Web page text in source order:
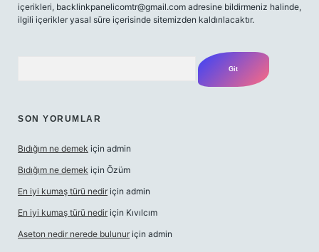
içerikleri, backlinkpanelicomtr@gmail.com adresine bildirmeniz halinde,
ilgili içerikler yasal süre içerisinde sitemizden kaldırılacaktır.
SON YORUMLAR
Bıdığım ne demek için admin
Bıdığım ne demek için Özüm
En iyi kumaş türü nedir için admin
En iyi kumaş türü nedir için Kıvılcım
Aseton nedir nerede bulunur için admin